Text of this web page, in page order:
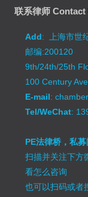
联系律师 Contact
Add: 上海市世
邮编:200120
9th/24th/25th
100 Century
E-mail:
Tel/WeChat:
PE法律桥，私
扫描并关注下方
看怎么咨询
也可以扫码或者